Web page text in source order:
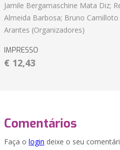
Jamile Bergamaschine Mata Diz;
Almeida Barbosa; Bruno Camilloto
Arantes (Organizadores)
IMPRESSO
€ 12,43
Comentários
Faça o login deixe o seu